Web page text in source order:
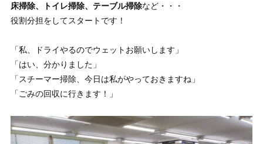
床掃除、トイレ掃除、テーブル掃除など・・・
役割分担をしてスタートです！
「私、ドライやるのでウェットお願いします」
「はい、分かりました」
「スチーマー掃除、今日は私がやっておきますね」
「ごみの回収に行きます！」